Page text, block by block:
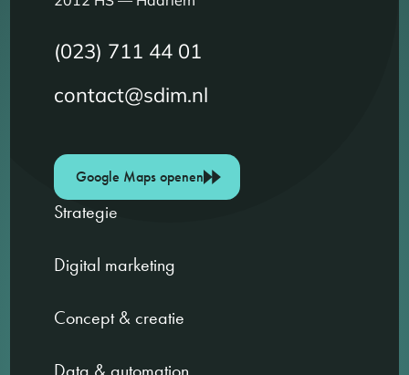
(023) 711 44 01
contact@sdim.nl
Google Maps openen
Strategie
Digital marketing
Concept & creatie